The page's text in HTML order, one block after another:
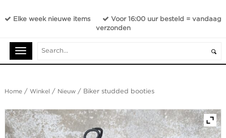
Elke week nieuwe items
Voor 16:00 uur besteld = vandaag
verzonden
Home / Winkel / Nieuw / Biker studded booties